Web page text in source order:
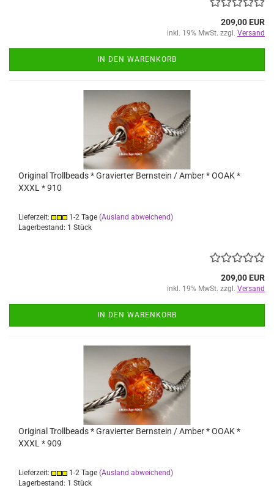
209,00 EUR
inkl. 19% MwSt. zzgl. Versand
IN DEN WARENKORB
Original Trollbeads * Gravierter Bernstein / Amber * OOAK *
XXXL * 910
Lieferzeit: 1-2 Tage (Ausland abweichend)
Lagerbestand: 1 Stück
209,00 EUR
inkl. 19% MwSt. zzgl. Versand
IN DEN WARENKORB
Original Trollbeads * Gravierter Bernstein / Amber * OOAK *
XXXL * 909
Lieferzeit: 1-2 Tage (Ausland abweichend)
Lagerbestand: 1 Stück